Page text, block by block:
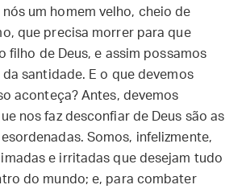
nós um homem velho, cheio de
que precisa morrer para que
filho de Deus, e assim possamos
santidade. E o que devemos
aconteça? Antes, devemos
nos faz desconfiar de Deus são as
Somos, infelizmente,
e irritadas que desejam tudo
do mundo; e, para combater